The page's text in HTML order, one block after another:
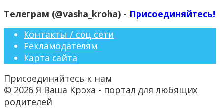
Телеграм (@vasha_kroha) - Присоединяйтесь!
Контакты / соц сети
Рекламодателям
Карта сайта
Присоединяйтесь к нам
© 2026 Я Ваша Кроха - портал для любящих
родителей